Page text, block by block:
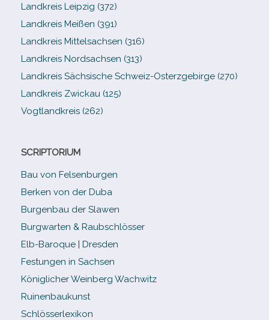
Landkreis Leipzig (372)
Landkreis Meißen (391)
Landkreis Mittelsachsen (316)
Landkreis Nordsachsen (313)
Landkreis Sächsische Schweiz-​Osterzgebirge (270)
Landkreis Zwickau (125)
Vogtlandkreis (262)
SCRIPTORIUM
Bau von Felsenburgen
Berken von der Duba
Burgenbau der Slawen
Burgwarten & Raubschlösser
Elb-​Baroque | Dresden
Festungen in Sachsen
Königlicher Weinberg Wachwitz
Ruinenbaukunst
Schlösserlexikon